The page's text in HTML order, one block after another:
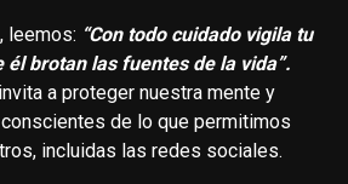
leemos: “Con todo cuidado vigila tu
él brotan las fuentes de la vida”.
a proteger nuestra mente y
de lo que permitimos
incluidas las redes sociales.